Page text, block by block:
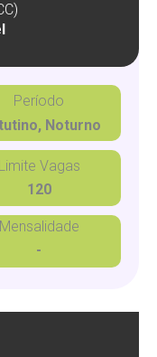
Período
Noturno
Limite Vagas
120
Mensalidade
-